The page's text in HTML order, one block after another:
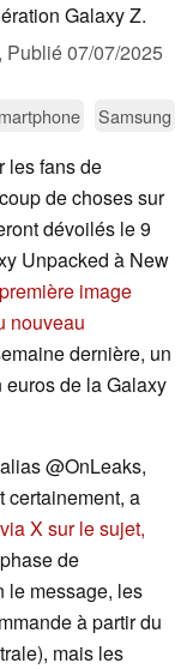
Galaxy Z.
Publié07/07/2025
Samsung
les fans de
de choses sur
dévoilés le 9
Unpacked à New
image
nouveau
dernière, un
de la Galaxy
@OnLeaks,
certainement, a
via X sur le sujet,
de
le message, les
à partir du
mais les